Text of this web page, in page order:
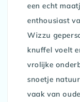
een echt
enthousiast
Wizzu
knuffel voelt
vrolijke
snoetje
vaak van